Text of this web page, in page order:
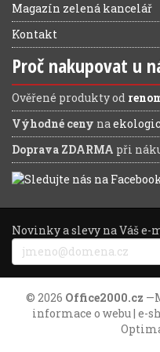
Magazín zelená kancelář
Kontakt
Proč nakupovat u
Ověřené produkty od
Výhodné ceny na
Doprava ZDARMA při
Novinky a slevy na Váš e-
© 2026 Office2000.cz —
informace o webu | e-